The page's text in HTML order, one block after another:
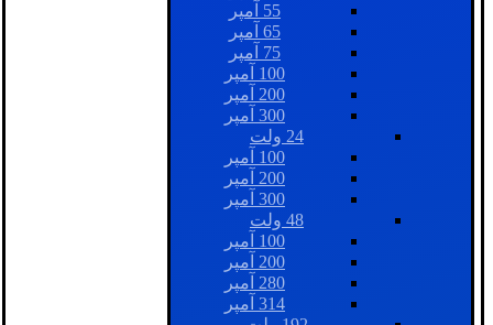
55 آمپر
65 آمپر
75 آمپر
100 آمپر
200 آمپر
300 آمپر
24 ولت
100 آمپر
200 آمپر
300 آمپر
48 ولت
100 آمپر
200 آمپر
280 آمپر
314 آمپر